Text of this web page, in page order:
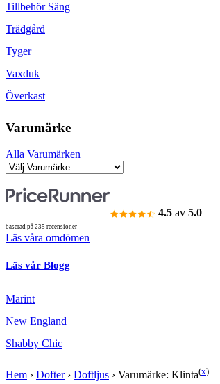
Tillbehör Säng
Trädgård
Tyger
Vaxduk
Överkast
Varumärke
Alla Varumärken
4.5 av 5.0
baserad på 235 recensioner
Läs våra omdömen
Läs vår Blogg
Marint
New England
Shabby Chic
Hem › Dofter› Doftljus › Varumärke: Klinta(x)